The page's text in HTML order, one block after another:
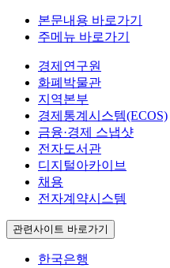
본문내용 바로가기
주메뉴 바로가기
경제연구원
화폐박물관
지역본부
경제통계시스템(ECOS)
금융·경제 스냅샷
전자도서관
디지털아카이브
채용
전자계약시스템
관련사이트 바로가기
한국은행